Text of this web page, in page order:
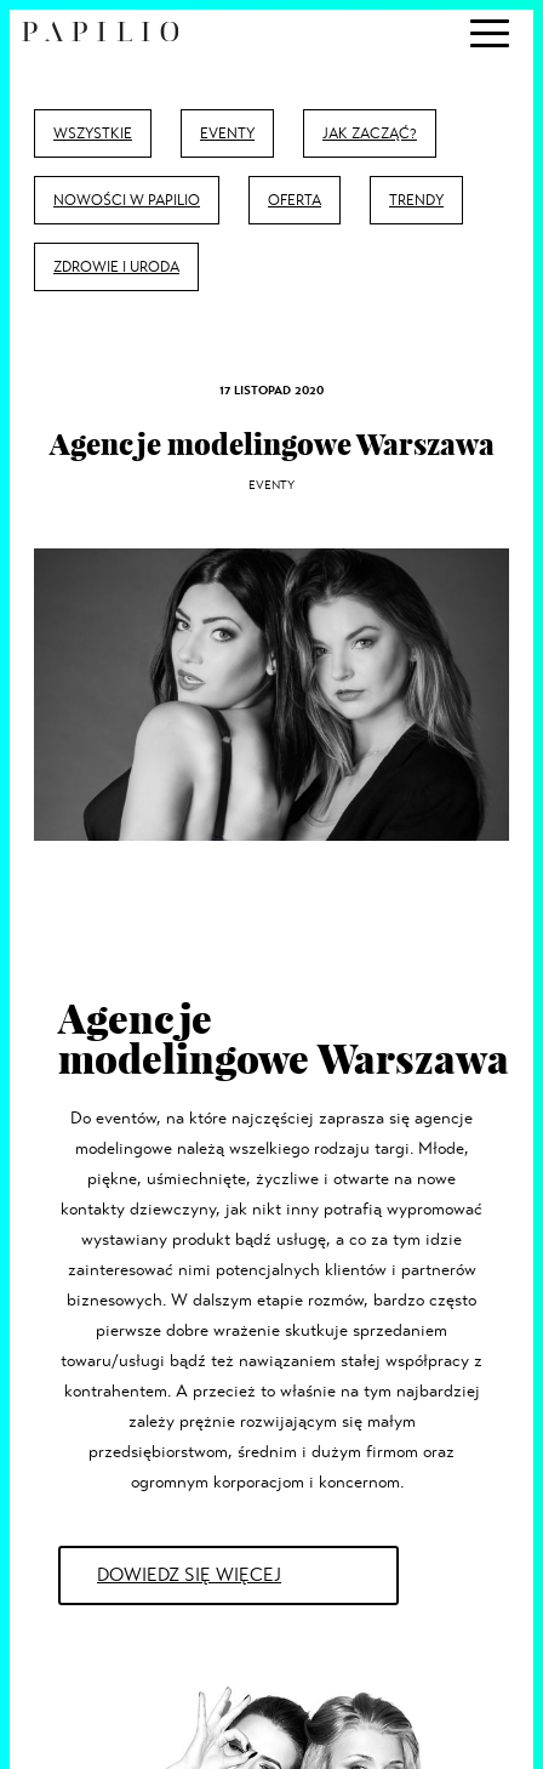
WSZYSTKIE EVENTY JAK ZACZĄĆ?
NOWOŚCI W PAPILIO OFERTA TRENDY
ZDROWIE I URODA
17 LISTOPAD 2020
Agencje modelingowe Warszawa
EVENTY
Agencje
modelingowe Warszawa
Do eventów, na które najczęściej zaprasza się agencje
modelingowe należą wszelkiego rodzaju targi. Młode,
piękne, uśmiechnięte, życzliwe i otwarte na nowe
kontakty dziewczyny, jak nikt inny potrafią wypromować
wystawiany produkt bądź usługę, a co za tym idzie
zainteresować nimi potencjalnych klientów i partnerów
biznesowych. W dalszym etapie rozmów, bardzo często
pierwsze dobre wrażenie skutkuje sprzedaniem
towaru/usługi bądź też nawiązaniem stałej współpracy z
kontrahentem. A przecież to właśnie na tym najbardziej
zależy prężnie rozwijającym się małym
przedsiębiorstwom, średnim i dużym firmom oraz
ogromnym korporacjom i koncernom.
DOWIEDZ SIĘ WIĘCEJ